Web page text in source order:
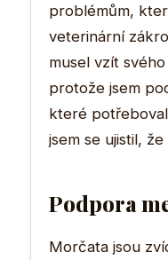
problémům,
veterinární
musel vzít
protože jsem
které
jsem se ujistil,
Podpora
Morčata jsou